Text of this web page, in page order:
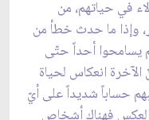
في حياتهم، من
وإذا ما حدث خطأ من
يسامحوا أحداً حتّى
الآخرة انعكاس لحياة
حساباً شديداً على أيّ